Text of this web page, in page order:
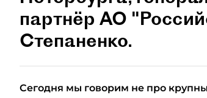
партнёр АО
Степаненко.
Сегодня мы говорим не про